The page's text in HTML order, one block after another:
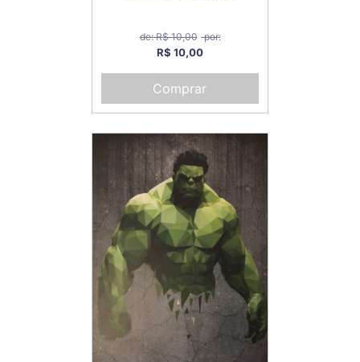
de: R$ 10,00 por:
R$ 10,00
Comprar